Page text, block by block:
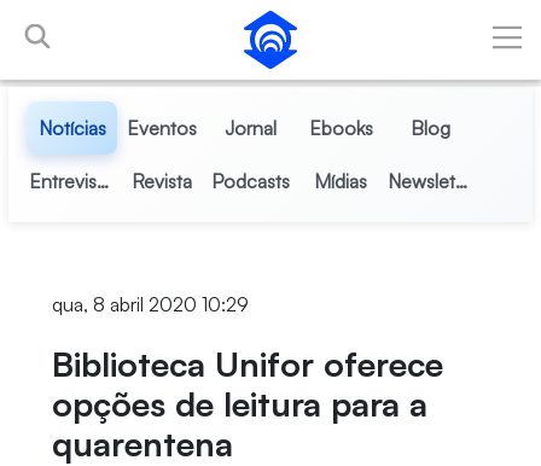
Pular para o Conteúdo principal
Notícias Eventos Jornal Ebooks Blog
Entrevistas Revista Podcasts Mídias Newsletter
qua, 8 abril 2020 10:29
Biblioteca Unifor oferece
opções de leitura para a
quarentena